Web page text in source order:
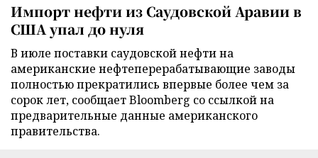
Импорт нефти из Саудовской Аравии в
США упал до нуля
В июле поставки саудовской нефти на
американские нефтеперерабатывающие заводы
полностью прекратились впервые более чем за
сорок лет, сообщает Bloomberg со ссылкой на
предварительные данные американского
правительства.